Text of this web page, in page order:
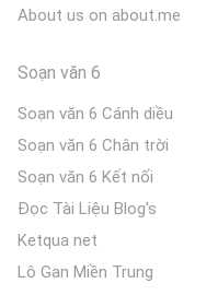
About us on about.me
Soạn văn 6
Soạn văn 6 Cánh diều
Soạn văn 6 Chân trời
Soạn văn 6 Kết nối
Đọc Tài Liệu Blog's
Ketqua net
Lô Gan Miền Trung